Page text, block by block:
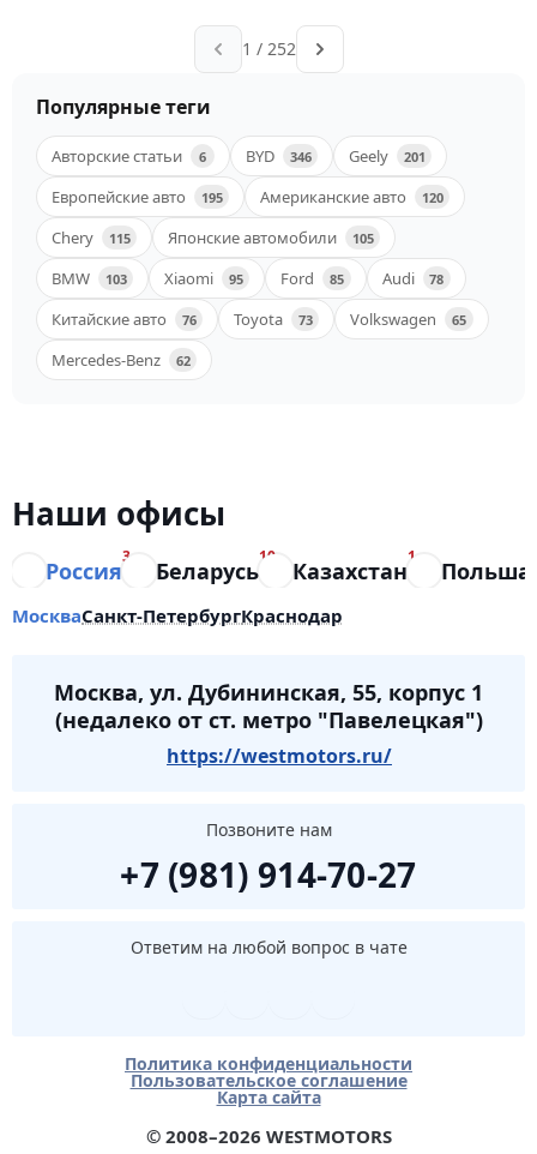
1 / 252
Популярные теги
Авторские статьи 6 BYD 346 Geely 201
Европейские авто 195 Американские авто 120
Chery 115 Японские автомобили 105
BMW 103 Xiaomi 95 Ford 85 Audi 78
Китайские авто 76 Toyota 73 Volkswagen 65
Mercedes-Benz 62
Наши офисы
Россия
3
Беларусь
10
Казахстан
1
Польша
МоскваСанкт-ПетербургКраснодар
Москва, ул. Дубининская, 55, корпус 1
(недалеко от ст. метро "Павелецкая")
https://westmotors.ru/
Позвоните нам
+7 (981) 914-70-27
Ответим на любой вопрос в чате
Политика конфиденциальности
Пользовательское соглашение
Карта сайта
© 2008–2026 WESTMOTORS